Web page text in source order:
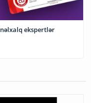
ekspertlər